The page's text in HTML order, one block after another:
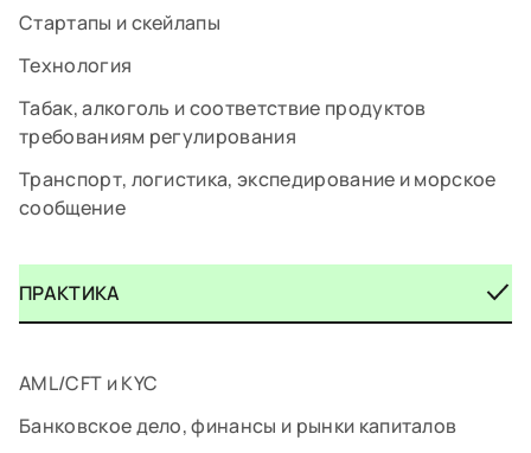
Стартапы и скейлапы
Технология
Табак, алкоголь и соответствие продуктов
требованиям регулирования
Транспорт, логистика, экспедирование и морское
сообщение
ПРАКТИКА
AML/CFT и KYC
Банковское дело, финансы и рынки капиталов